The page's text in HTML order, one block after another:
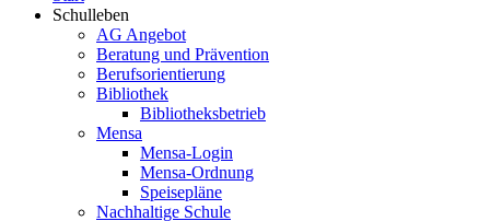
Schulleben
AG Angebot
Beratung und Prävention
Berufsorientierung
Bibliothek
Bibliotheksbetrieb
Mensa
Mensa-Login
Mensa-Ordnung
Speisepläne
Nachhaltige Schule